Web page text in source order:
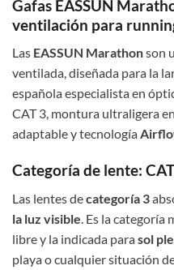
Gafas EASSUN
ventilación para
Las EASSUN Marathonson
ventilada, diseñada para la
española especialista en
CAT 3, montura ultraligera
adaptable y tecnología
Categoría de lente:
Las lentes decategoría 3
la luz visible. Es la categoría
libre y la indicada parasol
playa o cualquier situación